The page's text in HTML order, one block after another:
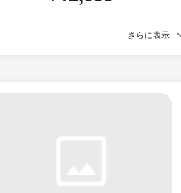
さらに表示